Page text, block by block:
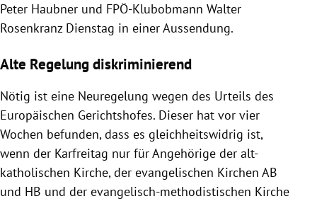
Peter Haubner und FPÖ-Klubobmann Walter
RosenkranzDienstag in einer Aussendung.
Alte Regelung diskriminierend
Nötig ist eine Neuregelung wegen des Urteils des
Europäischen Gerichtshofes. Dieser hat vor vier
Wochen befunden, dass es gleichheitswidrig ist,
wenn der Karfreitag nur für Angehörige der alt-
katholischen Kirche, der evangelischen Kirchen AB
und HB und der evangelisch-methodistischen Kirche